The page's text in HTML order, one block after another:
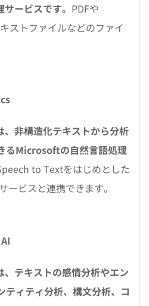
ービスです。 PDFや
ストファイルなどのファイ
非構造化テキストから分析
るMicrosoftの自然言語処理
to Textをはじめとした
ビスと連携できます。
テキストの感情分析やエン
ティティ分析、構文分析、コ